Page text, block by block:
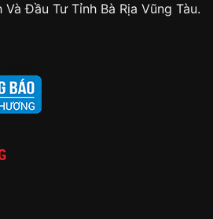
Và Đầu Tư Tỉnh Bà Rịa Vũng Tàu.